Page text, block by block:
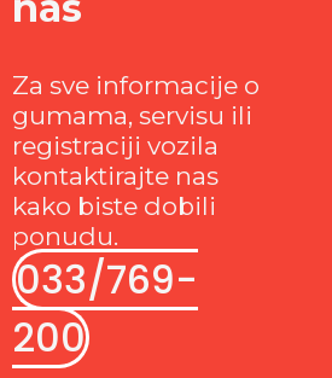
Za sve informacije o
gumama, servisu ili
registraciji vozila
kontaktirajte nas
kako biste dobili
ponudu.
033/769-
200